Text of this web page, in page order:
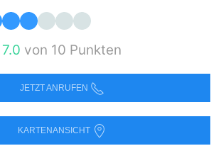
7.0 von 10 Punkten
JETZT ANRUFEN
KARTENANSICHT